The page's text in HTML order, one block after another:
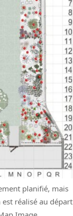
planifié, mais
réalisé au départ